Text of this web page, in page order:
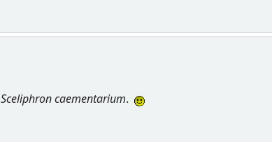
Sceliphron caementarium.